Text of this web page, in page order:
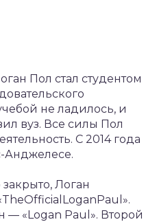
Пол стал студентом
не ладилось, и
вуз. Все силы Пол
С 2014 года
Анджелесе.
Логан
— «Logan Paul». Второй